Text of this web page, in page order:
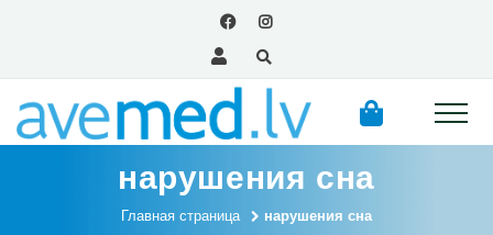
нарушения сна
Главная страница нарушения сна